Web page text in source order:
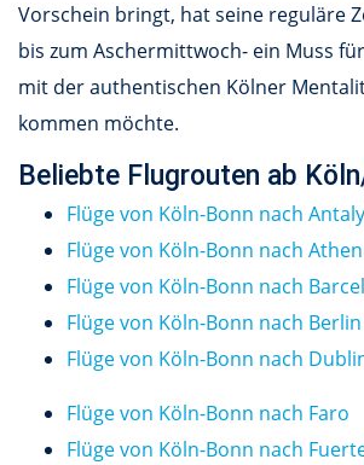
Vorschein bringt, hat seine reguläre
bis zum Aschermittwoch- ein Muss
mit der authentischen Kölner
kommen möchte.
Beliebte Flugrouten ab
Flüge von Köln-Bonn nach
Flüge von Köln-Bonn nach Athen
Flüge von Köln-Bonn nach
Flüge von Köln-Bonn nach Berlin
Flüge von Köln-Bonn nach
Flüge von Köln-Bonn nach Faro
Flüge von Köln-Bonn nach